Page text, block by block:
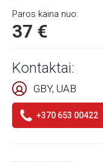
Paros kaina nuo:
37 €
Kontaktai:
GBY, UAB
+370 653 00422